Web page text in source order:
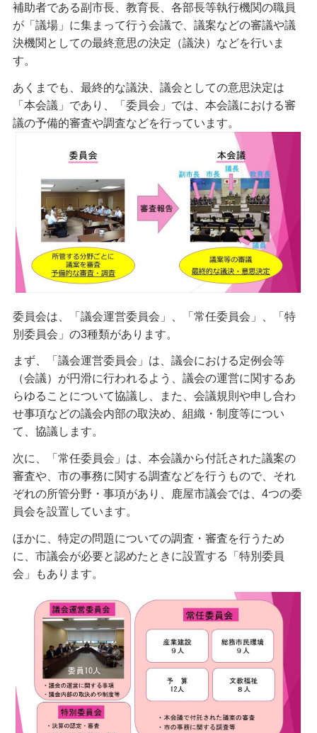
補助者である副市長、教育長、各部長等執行機関の職員
が「議場」に集まって行う会議で、議案などの審議や議
決機関としての最終意思の決定（議決）などを行いま
す。
あくまでも、最終的な議決、議会としての意思決定は
「本会議」であり、「委員会」では、本会議における審
議の予備的審査や調査などを行っています。
委員会は、「議会運営委員会」、「常任委員会」、「特
別委員会」の3種類があります。
まず、「議会運営委員会」は、議会における定例会等
（会議）が円滑に行われるよう、議会の運営に関するあ
らゆることについて協議し、また、会議規則や申し合わ
せ事項などの議会内部の取決め、組織・制度等につい
て、協議します。
次に、「常任委員会」は、本会議から付託された議案の
審査や、市の事務に関する調査などを行うもので、それ
ぞれの所管分野・事項があり、鹿屋市議会では、4つの委
員会を設置しています。
ほかに、特定の問題についての調査・審査を行うため
に、市議会が必要と認めたときに設置する「特別委員
会」もあります。